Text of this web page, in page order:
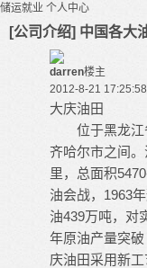
储运就业 个人中心
[公司介绍] 中国各大
darren楼主
2012-8-21 17:25:58
大庆油田
位于黑龙江
齐哈尔市之间
里，总面积
油会战，1963
油439万吨，对
年原油产量突
庆油田采用新